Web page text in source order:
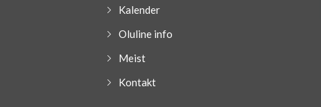
Kalender
Oluline info
Meist
Kontakt